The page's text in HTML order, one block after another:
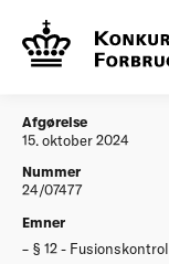
Afgørelser
Afgørelse
15. oktober 2024
Nummer
24/07477
Emner
§ 12 - Fusionskontrol